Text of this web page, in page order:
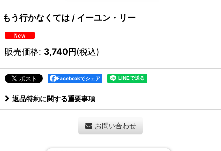
もう行かなくては / イーユン・リー
販売価格: 3,740円(税込)
Facebookでシェア
返品特約に関する重要事項
お問い合わせ